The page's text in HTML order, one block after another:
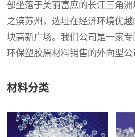
部坐落于美丽富庶的长江三角
之滨苏州，选址在经济环境优
块高新广场。我们公司是一家
环保塑胶原材料销售的外向型
材料分类